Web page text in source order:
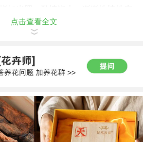
常现象，长出新叶就好了。
点击查看全文